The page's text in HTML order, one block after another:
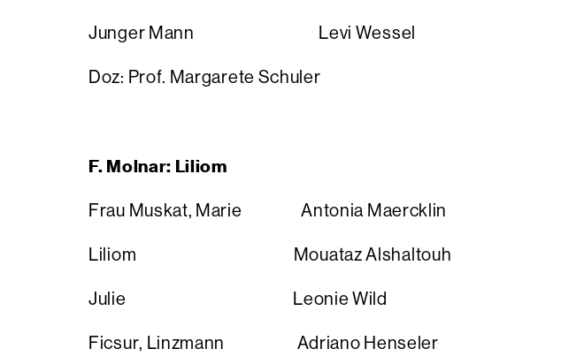
Junger Mann Levi Wessel
Doz: Prof. Margarete Schuler
F. Molnar: Liliom
Frau Muskat, Marie Antonia Maercklin
Liliom Mouataz Alshaltouh
Julie Leonie Wild
Ficsur, Linzmann Adriano Henseler